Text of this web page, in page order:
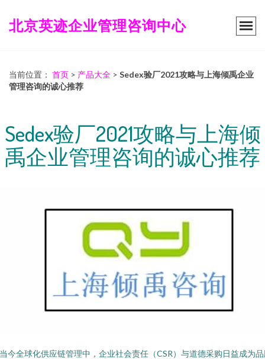
北京英迹企业管理咨询中心
当前位置： 首页 > 产品大全 > Sedex验厂2021攻略与上海倾禹企业
管理咨询的诚心推荐
Sedex验厂2021攻略与上海倾
禹企业管理咨询的诚心推荐
今全球化供应链管理中，企业社会责任（CSR）与道德采购日益成为